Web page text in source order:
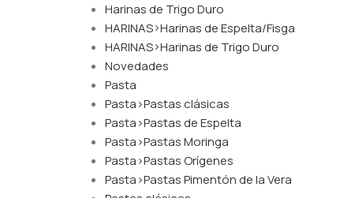
Harinas de Trigo Duro
HARINAS>Harinas de Espelta/Fisga
HARINAS>Harinas de Trigo Duro
Novedades
Pasta
Pasta>Pastas clásicas
Pasta>Pastas de Espelta
Pasta>Pastas Moringa
Pasta>Pastas Orígenes
Pasta>Pastas Pimentón de la Vera